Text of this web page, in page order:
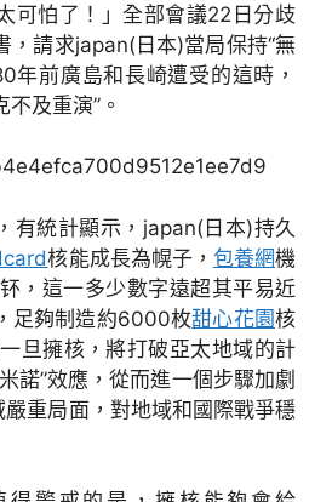
可怕了！」全部會議22日分歧
，請求japan(日本)當局保持“無
年前廣島和長崎遭受的這時，
及重演”。
有統計顯示，japan(日本)持久
核能成長為幌子， 包養網機
，這一多少數字遠超其平易近
足夠制造約6000枚甜心花園核
旦擁核，將打破亞太地域的計
諾”效應，從而進一個步驟加劇
嚴重局面，對地域和國際戰爭穩